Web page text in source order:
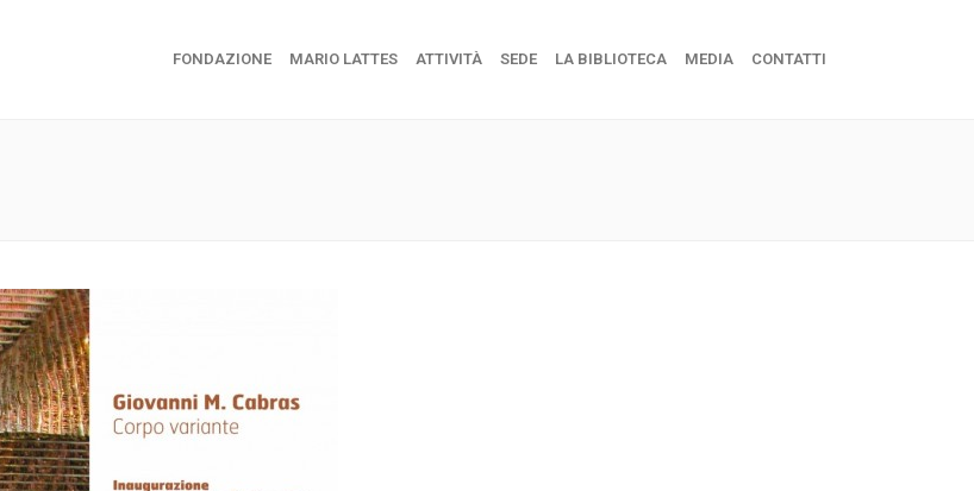
FONDAZIONE MARIO LATTES ATTIVITÀ SEDE LA BIBLIOTECA MEDIA CONTATTI